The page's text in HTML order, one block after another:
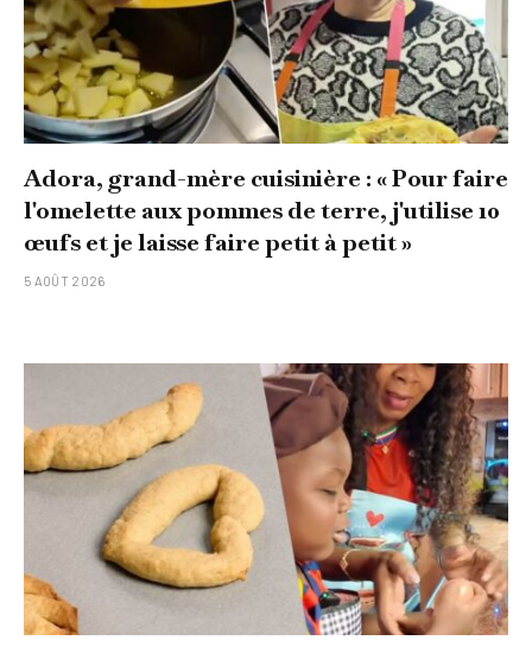
Adora, grand-mère cuisinière : « Pour faire
l'omelette aux pommes de terre, j'utilise 10
œufs et je laisse faire petit à petit »
5 AOÛT 2026